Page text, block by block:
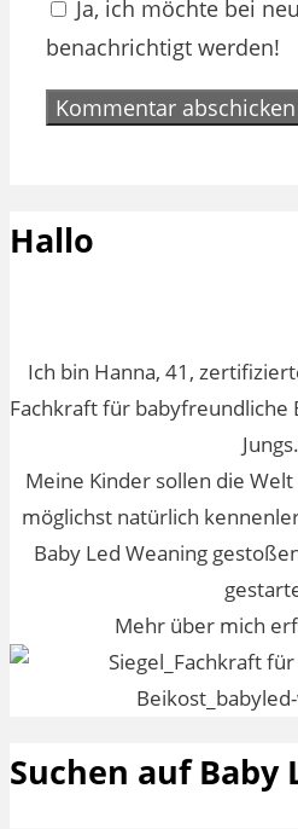
Ja, ich möchte bei
benachrichtigt werden!
Hallo
Ich bin Hanna, 41,
Fachkraft für babyfreundliche
Jungs.
Meine Kinder sollen die
möglichst natürlich
Baby Led Weaning
Mehr über mich
Suchen auf Baby